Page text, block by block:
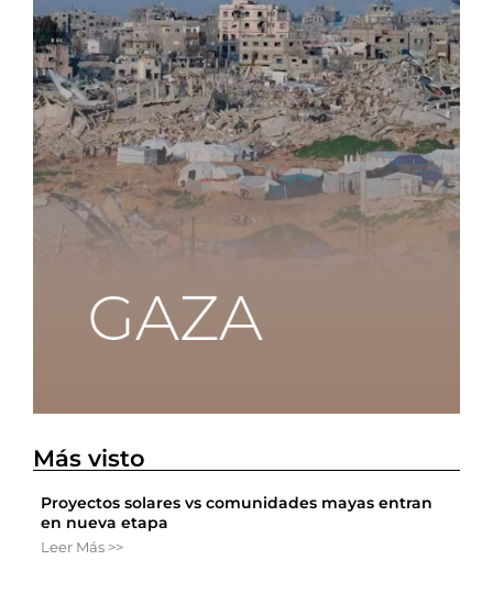
Más visto
Proyectos solares vs comunidades mayas entran
en nueva etapa
Leer Más >>